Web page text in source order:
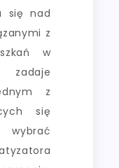
się nad
z
w
zadaje
z
się